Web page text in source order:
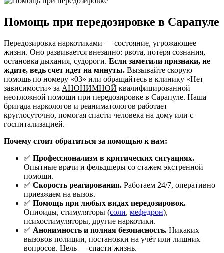
Помощь при передозировке в Сарапуле
Передозировка наркотиками — состояние, угрожающее
жизни. Оно развивается внезапно: рвота, потеря сознания,
остановка дыхания, судороги. Если заметили признаки, не
ждите, ведь счет идет на минуты. Вызывайте скорую
помощь по номеру «03» или обращайтесь в клинику «Нет
зависимости» за АНОНИМНОЙ квалифицированной
неотложной помощи при передозировке в Сарапуле. Наша
бригада наркологов и реаниматологов работает
круглосуточно, помогая спасти человека на дому или с
госпитализацией.
Почему стоит обратиться за помощью к нам:
✅ Профессионализм в критических ситуациях.
Опытные врачи и фельдшеры со стажем экстренной
помощи.
✅ Скорость реагирования. Работаем 24/7, оперативно
приезжаем на вызов.
✅ Помощь при любых видах передозировок.
Опиоиды, стимуляторы (соли, мефедрон),
психостимуляторы, другие наркотики.
✅ Анонимность и полная безопасность. Никаких
вызовов полиции, постановки на учёт или лишних
вопросов. Цель — спасти жизнь.